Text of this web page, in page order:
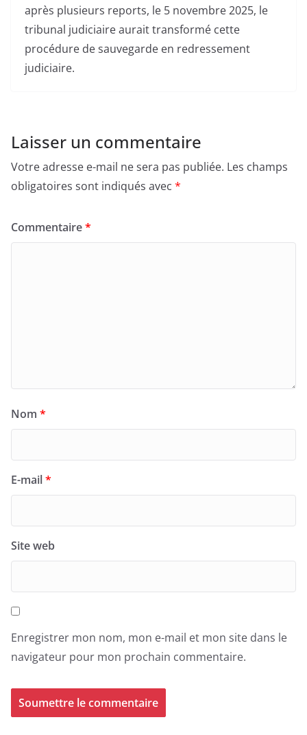
après plusieurs reports, le 5 novembre 2025, le
tribunal judiciaire aurait transformé cette
procédure de sauvegarde en redressement
judiciaire.
Laisser un commentaire
Votre adresse e-mail ne sera pas publiée. Les champs
obligatoires sont indiqués avec *
Commentaire*
Nom *
E-mail*
Site web
Enregistrer mon nom, mon e-mail et mon site dans le
navigateur pour mon prochain commentaire.